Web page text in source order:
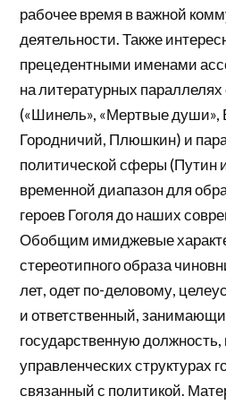
рабочее время в важной
деятельности. Также
прецедентными именами
на литературных
(«Шинель», «Мертвые души»,
Городничий, Плюшкин) и
политической сферы
временной диапазон для
героев Гоголя до наших
Обобщим имиджевые
стереотипного образа
лет, одет по-деловому,
и ответственный,
государственную должность,
управленческих структурах
связанный с политикой.